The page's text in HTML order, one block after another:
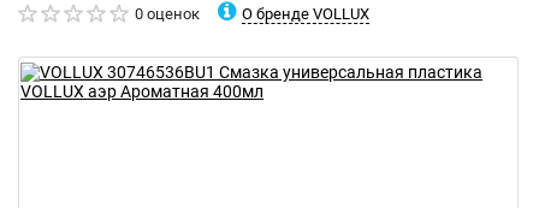
0 оценок О бренде VOLLUX